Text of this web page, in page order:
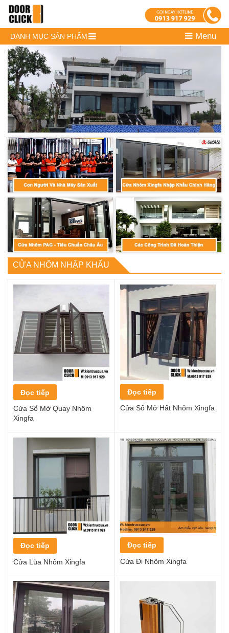
DANH MỤC SẢN PHẨM Menu
CỬA NHÔM NHẬP KHẨU
Đọc tiếp
Cửa Sổ Mở Quay Nhôm
Xingfa
Đọc tiếp
Cửa Sổ Mở Hất Nhôm Xingfa
Đọc tiếp
Cửa Lùa Nhôm Xingfa
Đọc tiếp
Cửa Đi Nhôm Xingfa